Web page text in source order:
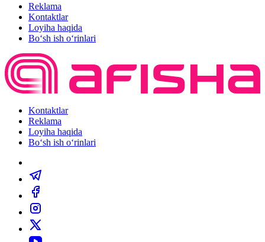
Reklama
Kontaktlar
Loyiha haqida
Bo‘sh ish o‘rinlari
Kontaktlar
Reklama
Loyiha haqida
Bo‘sh ish o‘rinlari